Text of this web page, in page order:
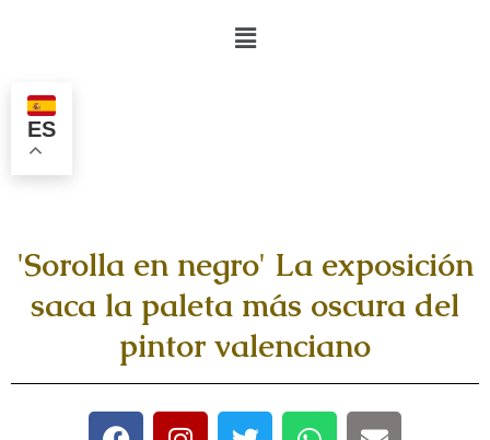
ES
'Sorolla en negro' La exposición
saca la paleta más oscura del
pintor valenciano